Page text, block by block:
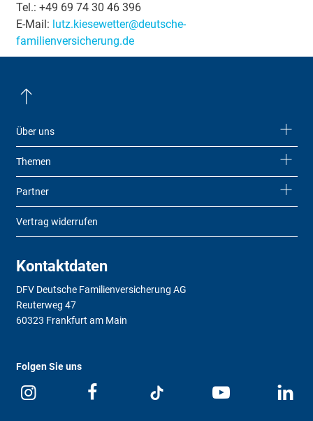
Tel.: +49 69 74 30 46 396
E-Mail: lutz.kiesewetter@deutsche-
familienversicherung.de
Über uns
Themen
Partner
Vertrag widerrufen
Kontaktdaten
DFV Deutsche Familienversicherung AG
Reuterweg 47
60323 Frankfurt am Main
Folgen Sie uns